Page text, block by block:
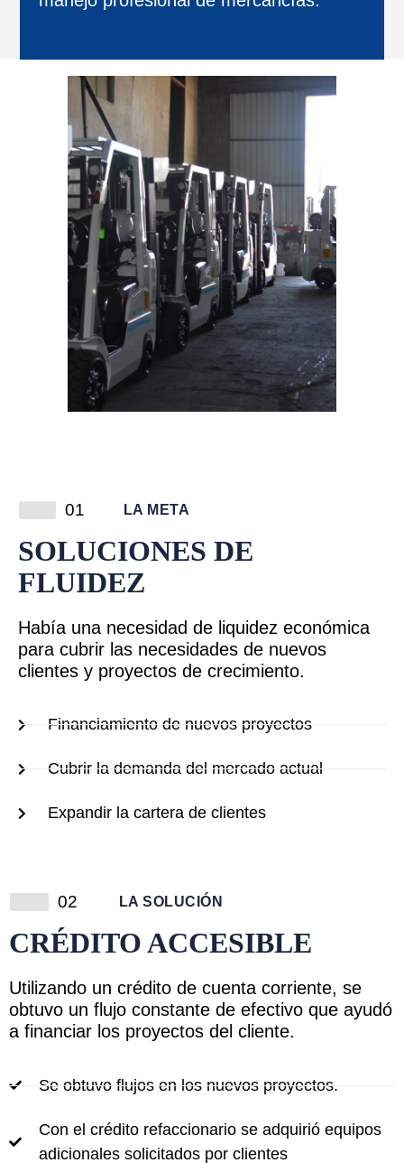
01 LA META
SOLUCIONES DE
FLUIDEZ
Había una necesidad de liquidez económica
para cubrir las necesidades de nuevos
clientes y proyectos de crecimiento.
Financiamiento de nuevos proyectos
Cubrir la demanda del mercado actual
Expandir la cartera de clientes
02 LA SOLUCIÓN
CRÉDITO ACCESIBLE
Utilizando un crédito de cuenta corriente, se
obtuvo un flujo constante de efectivo que ayudó
a financiar los proyectos del cliente.
Se obtuvo flujos en los nuevos proyectos.
Con el crédito refaccionario se adquirió equipos
adicionales solicitados por clientes